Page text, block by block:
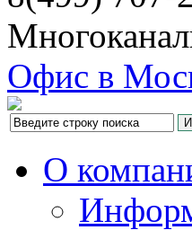
Офис в
О